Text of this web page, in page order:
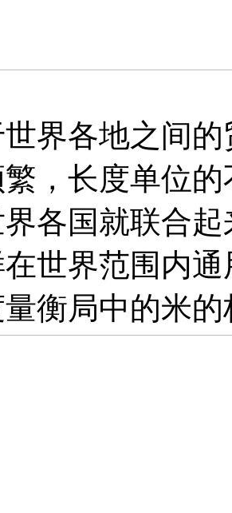
各地之间的
，长度单位
各国就联合
世界范围内
衡局中的米